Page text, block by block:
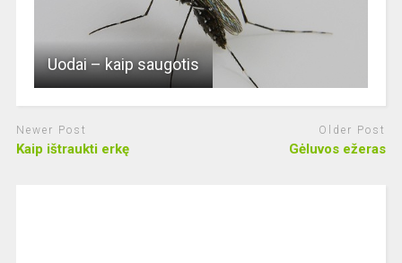
Uodai – kaip saugotis
Newer Post
Kaip ištraukti erkę
Older Post
Gėluvos ežeras